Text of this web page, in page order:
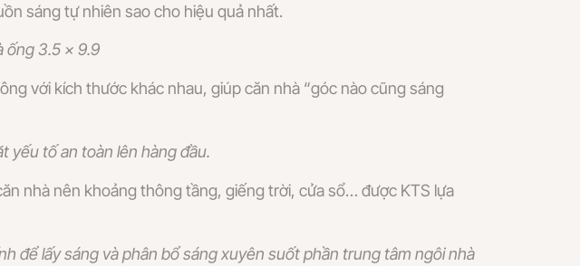
sáng tự nhiên sao cho hiệu quả nhất.
ống 3.5 x 9.9
với kích thước khác nhau, giúp căn nhà “góc nào cũng sáng
yếu tố an toàn lên hàng đầu.
nhà nên khoảng thông tầng, giếng trời, cửa sổ… được KTS lựa
để lấy sáng và phân bổ sáng xuyên suốt phần trung tâm ngôi nhà